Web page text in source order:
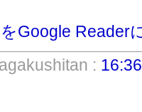
Google Reader
: 16:36